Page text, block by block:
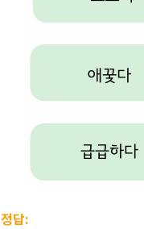
정답: